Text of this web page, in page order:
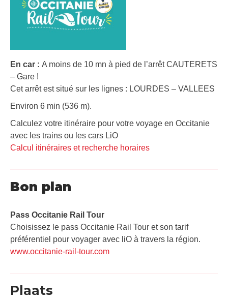
En car : A moins de 10 mn à pied de l’arrêt CAUTERETS
– Gare !
Cet arrêt est situé sur les lignes : LOURDES – VALLEES
Environ 6 min (536 m).
Calculez votre itinéraire pour votre voyage en Occitanie
avec les trains ou les cars LiO
Calcul itinéraires et recherche horaires
Bon plan
Pass Occitanie Rail Tour​
Choisissez le pass Occitanie Rail Tour et son tarif
préférentiel pour voyager avec liO à travers la région.
www.occitanie-rail-tour.com
Plaats